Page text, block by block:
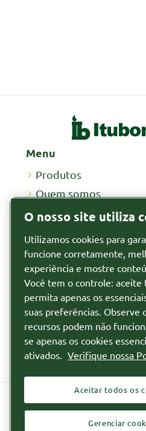
Menu
Produtos
Quem somos
Notícias
Segmentos
Relatórios
Relatório de
Igualdade Salarial
O nosso site utiliza
Utilizamos cookies para
funcione corretamente,
experiência e mostre
Você tem o controle: aceite
permita apenas os
suas preferências. Observe
recursos podem não
se apenas os cookies
ativados. Verifique nossa
Aceitar todos os
Gerenciar